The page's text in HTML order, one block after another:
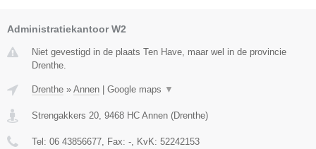
Administratiekantoor W2
Niet gevestigd in de plaats Ten Have, maar wel in de provincie
Drenthe.
Drenthe » Annen Google maps ▼
Strengakkers 20, 9468 HC Annen (Drenthe)
Tel: 06 43856677, Fax: -, KvK: 52242153